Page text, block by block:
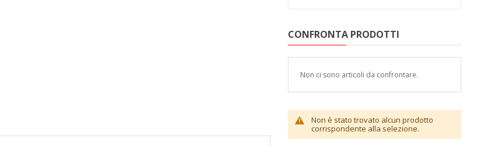
CONFRONTA PRODOTTI
Non ci sono articoli da confrontare.
Non è stato trovato alcun prodotto
corrispondente alla selezione.